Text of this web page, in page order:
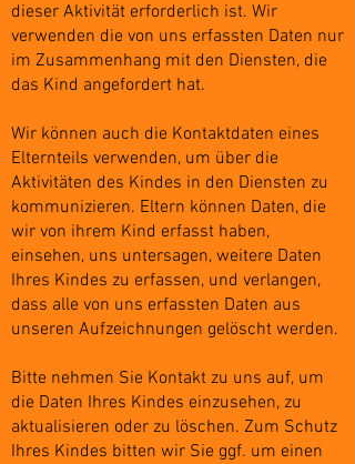
dieser Aktivität erforderlich ist. Wir
verwenden die von uns erfassten Daten nur
im Zusammenhang mit den Diensten, die
das Kind angefordert hat.
Wir können auch die Kontaktdaten eines
Elternteils verwenden, um über die
Aktivitäten des Kindes in den Diensten zu
kommunizieren. Eltern können Daten, die
wir von ihrem Kind erfasst haben,
einsehen, uns untersagen, weitere Daten
Ihres Kindes zu erfassen, und verlangen,
dass alle von uns erfassten Daten aus
unseren Aufzeichnungen gelöscht werden.
Bitte nehmen Sie Kontakt zu uns auf, um
die Daten Ihres Kindes einzusehen, zu
aktualisieren oder zu löschen. Zum Schutz
Ihres Kindes bitten wir Sie ggf. um einen